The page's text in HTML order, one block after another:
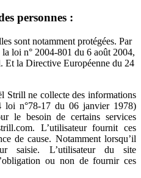
personnes :
sont notamment protégées. Par
loi n° 2004-801 du 6 août 2004,
Et la Directive Européenne du 24
Strill ne collecte des informations
loi n°78-17 du 06 janvier 1978)
le besoin de certains services
L’utilisateur fournit ces
de cause. Notamment lorsqu’il
saisie. L’utilisateur du site
ou non de fournir ces